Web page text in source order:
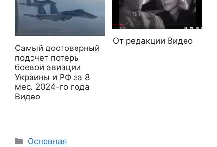
Самый достоверный
подсчет потерь
боевой авиации
Украины и РФ за 8
мес. 2024-го года
Видео
От редакции Видео
Рубрики
Основная